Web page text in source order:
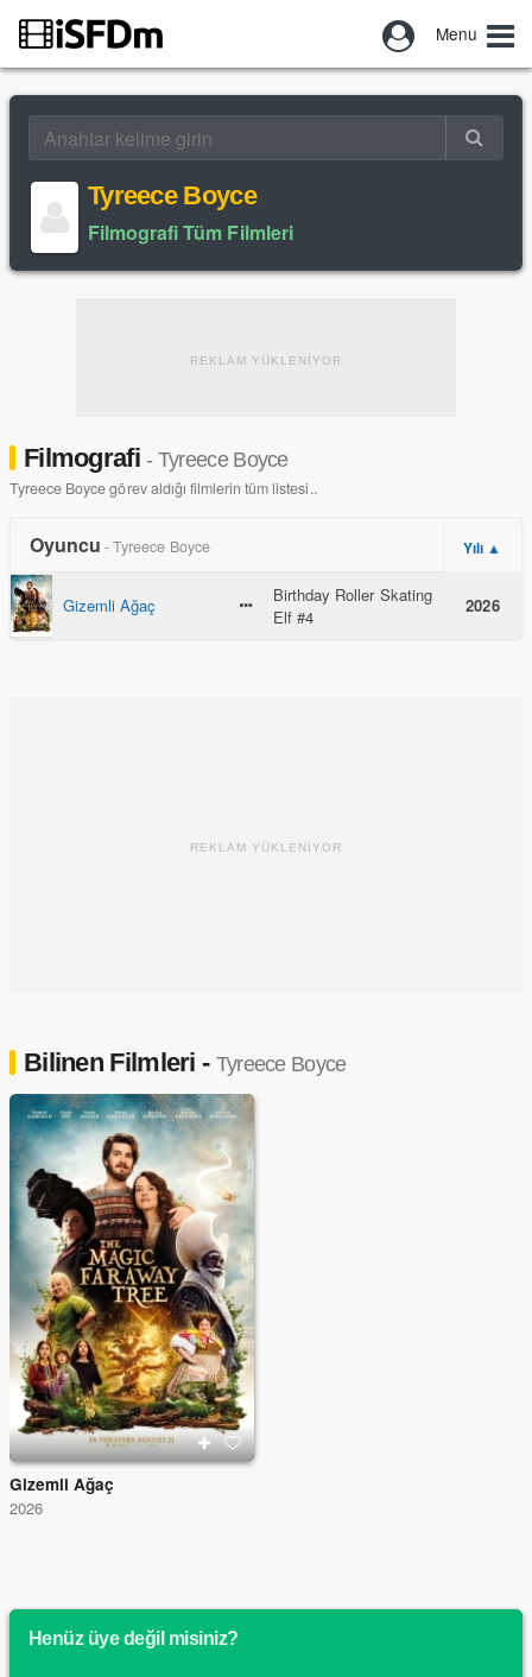
Menu
Tyreece Boyce
Filmografi Tüm Filmleri
REKLAM YÜKLENİYOR
Filmografi- Tyreece Boyce
Tyreece Boyce görev aldığı filmlerin tüm listesi..
Oyuncu - Tyreece Boyce Yılı ▲
Gizemli Ağaç
Birthday Roller Skating
Elf #4
2026
REKLAM YÜKLENİYOR
Bilinen Filmleri - Tyreece Boyce
Gizemli Ağaç
2026
Henüz üye değil misiniz?